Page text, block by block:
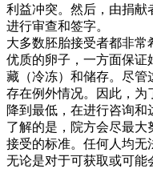
利益冲突。然后，由捐献
进行审查和签字。
大多数胚胎接受者都非
优质的卵子，一方面保证
藏（冷冻）和储存。尽管
存在例外情况。因此，为
降到最低，在进行咨询
了解的是，院方会尽最
接受的标准。任何人均无
无论是对于可获取或可能